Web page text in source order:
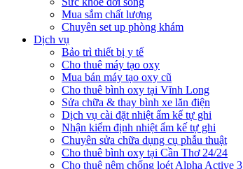
Mua sắm chất lượng
Chuyên set up phòng khám
Dịch vụ
Bảo trì thiết bị y tế
Cho thuê máy tạo oxy
Mua bán máy tạo oxy cũ
Cho thuê bình oxy tại Vĩnh Long
Sửa chữa & thay bình xe lăn điện
Dịch vụ cài đặt nhiệt ẩm kế tự ghi
Nhận kiểm định nhiệt ẩm kế tự ghi
Chuyên sửa chữa dụng cụ phẫu thuật
Cho thuê bình oxy tại Cần Thơ 24/24
Cho thuê nệm chống loét Alpha Active 3